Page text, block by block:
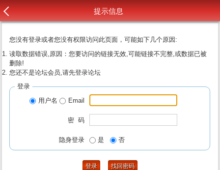
提示信息
您没有登录或者您没有权限访问此页面，可能如下几个原因:
读取数据错误,原因：您要访问的链接无效,可能链接不完整,或数据已被
删除!
您还不是论坛会员,请先登录论坛
登录
用户名
Email
密 码
隐身登录 是 否